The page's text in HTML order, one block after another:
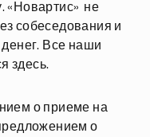
«Новартис» не
собеседования и
денег. Все наши
здесь.
о приеме на
о